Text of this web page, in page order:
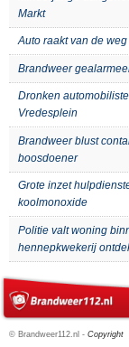
Markt
Auto raakt van de
Brandweer
Dronken
Vredesplein
Brandweer blust
boosdoener
Grote inzet
koolmonoxide
Politie valt woning
hennepkwekerij
© Brandweer112.nl - Copyright